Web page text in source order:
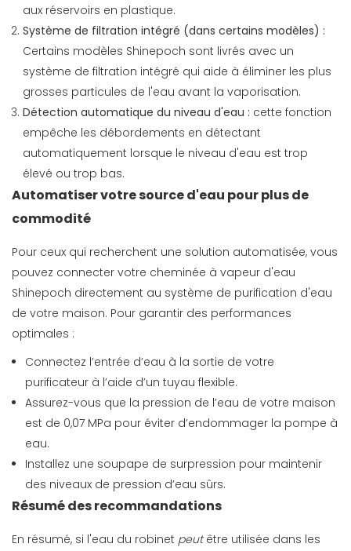
aux réservoirs en plastique.
Système de filtration intégré (dans certains modèles) :
Certains modèles Shinepoch sont livrés avec un
système de filtration intégré qui aide à éliminer les plus
grosses particules de l'eau avant la vaporisation.
Détection automatique du niveau d'eau : cette fonction
empêche les débordements en détectant
automatiquement lorsque le niveau d'eau est trop
élevé ou trop bas.
Automatiser votre source d'eau pour plus de
commodité
Pour ceux qui recherchent une solution automatisée, vous
pouvez connecter votre cheminée à vapeur d'eau
Shinepoch directement au système de purification d'eau
de votre maison. Pour garantir des performances
optimales :
Connectez l’entrée d’eau à la sortie de votre
purificateur à l’aide d’un tuyau flexible.
Assurez-vous que la pression de l’eau de votre maison
est de 0,07 MPa pour éviter d’endommager la pompe à
eau.
Installez une soupape de surpression pour maintenir
des niveaux de pression d’eau sûrs.
Résumé des recommandations
En résumé, si l'eau du robinet peutêtre utilisée dans les